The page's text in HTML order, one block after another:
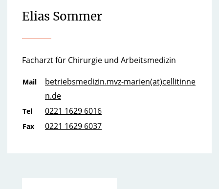
Elias Sommer
Facharzt für Chirurgie und Arbeitsmedizin
Mail
betriebsmedizin.mvz-marien(at)cellitinne
n.de
Tel 0221 1629 6016
Fax 0221 1629 6037